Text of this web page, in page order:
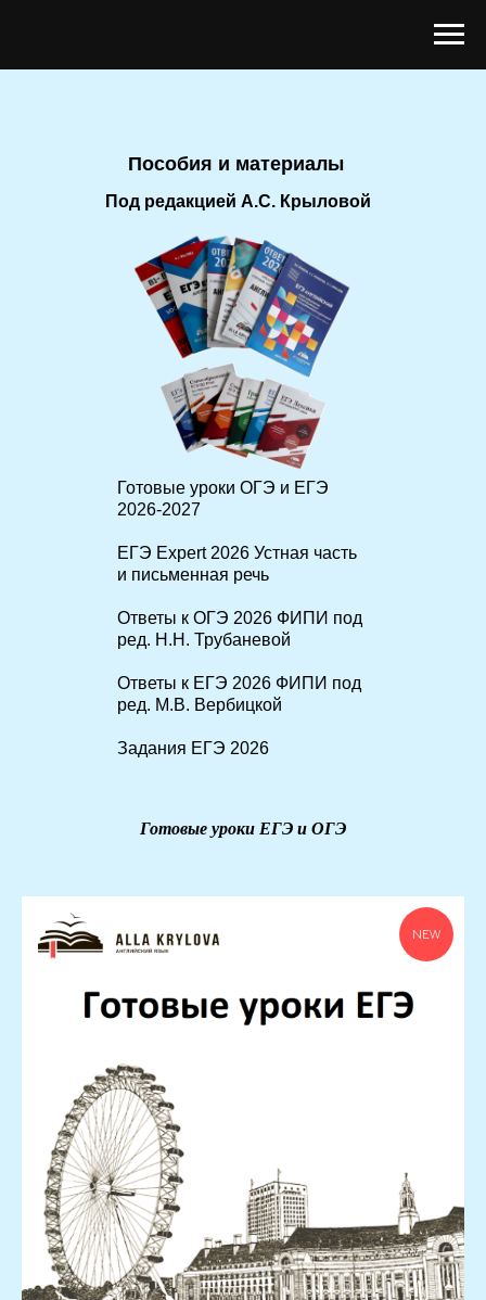
Пособия и материалы
Готовые уроки ОГЭ и ЕГЭ
2026-2027
ЕГЭ Expert 2026 Устная часть
и письменная речь
Ответы к ОГЭ 2026 ФИПИ под
ред. Н.Н. Трубаневой
Ответы к ЕГЭ 2026 ФИПИ под
ред. М.В. Вербицкой
Задания ЕГЭ 2026
Под редакцией А.С. Крыловой
Готовые уроки ЕГЭ и ОГЭ
NEW